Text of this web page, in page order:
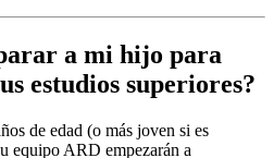
a mi hijo para
estudios superiores?
de edad (o más joven si es
equipo ARD empezarán a